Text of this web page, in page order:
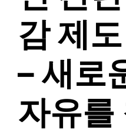
감 제
– 새로
자유를